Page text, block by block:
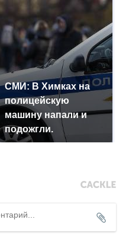
СМИ: В Химках на
полицейскую
машину напали и
подожгли.